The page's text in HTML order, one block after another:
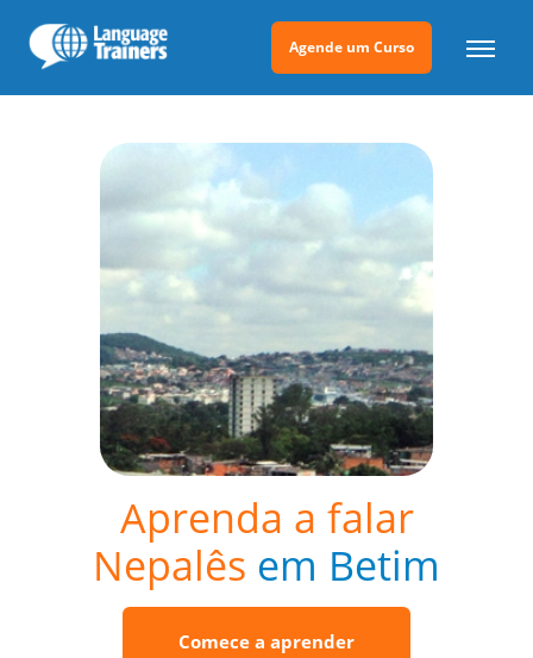
Agende um Curso
Aprenda a falar
Nepalês em Betim
Comece a aprender